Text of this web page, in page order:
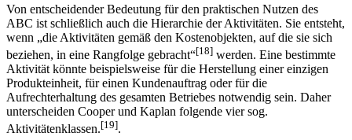
Von entscheidender Bedeutung für den praktischen Nutzen des
ABC ist schließlich auch die Hierarchie der Aktivitäten. Sie entsteht,
wenn „die Aktivitäten gemäß den Kosten­objekten, auf die sie sich
beziehen, in eine Rangfolge gebracht“[18] werden. Eine bestimmte
Aktivität könnte beispielsweise für die Herstellung einer einzigen
Produkteinheit, für einen Kundenauftrag oder für die
Aufrechterhaltung des gesamten Betriebes notwendig sein. Daher
unterscheiden Cooper und Kaplan folgende vier sog.
Aktivitätenklassen.[19].